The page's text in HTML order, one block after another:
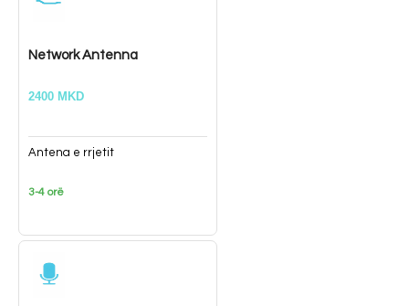
Network Antenna
2400 MKD
Antena e rrjetit
3-4 orë